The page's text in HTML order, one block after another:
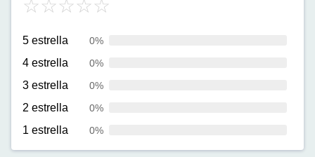
5 estrella 0%
4 estrella 0%
3 estrella 0%
2 estrella 0%
1 estrella 0%